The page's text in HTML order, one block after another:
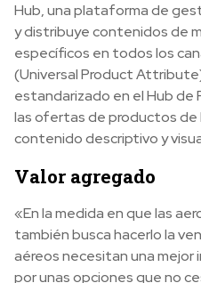
Hub, una plataforma de
y distribuye contenidos de
específicos en todos los
(Universal Product
estandarizado en el Hub
las ofertas de productos de
contenido descriptivo y
Valor agregado
«En la medida en que las
también busca hacerlo la
aéreos necesitan una mejor
por unas opciones que no